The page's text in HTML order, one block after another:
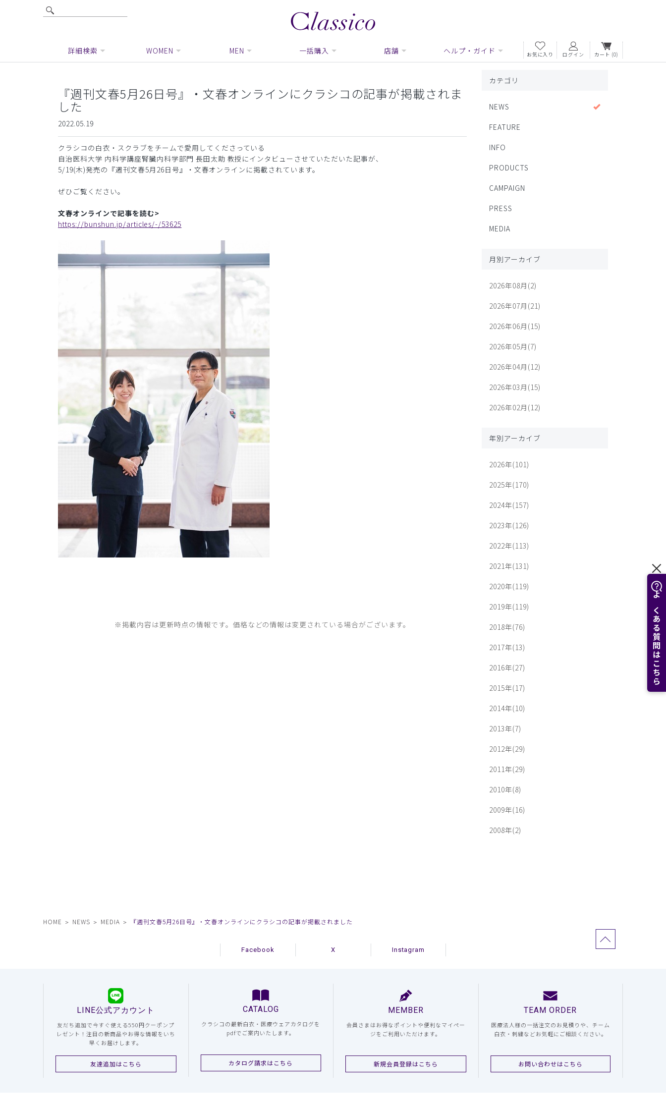
よくある質問はこちら
詳細検索 WOMEN MEN 一括購入 店舗 ヘルプ・ガイド お気に入り ログイン カート (0)
『週刊文春5月26日号』・文春オンラインにクラシコの記事が掲載されま
した
2022.05.19
クラシコの白衣・スクラブをチームで愛用してくださっている
自治医科大学 内科学講座腎臓内科学部門 長田太助 教授にインタビューさせていただいた記事が、
5/19(木)発売の『週刊文春5月26日号』・文春オンラインに掲載されています。
ぜひご覧ください。
文春オンラインで記事を読む>
https://bunshun.jp/articles/-/53625
※掲載内容は更新時点の情報です。価格などの情報は変更されている場合がございます。
カテゴリ
NEWS
FEATURE
INFO
PRODUCTS
CAMPAIGN
PRESS
MEDIA
月別アーカイブ
2026年08月(2)
2026年07月(21)
2026年06月(15)
2026年05月(7)
2026年04月(12)
2026年03月(15)
2026年02月(12)
年別アーカイブ
2026年(101)
2025年(170)
2024年(157)
2023年(126)
2022年(113)
2021年(131)
2020年(119)
2019年(119)
2018年(76)
2017年(13)
2016年(27)
2015年(17)
2014年(10)
2013年(7)
2012年(29)
2011年(29)
2010年(8)
2009年(16)
2008年(2)
HOME NEWS MEDIA 『週刊文春5月26日号』・文春オンラインにクラシコの記事が掲載されました
Facebook X Instagram
LINE公式アカウント
友だち追加で今すぐ使える550円クーポンプ
レゼント！注目の新商品やお得な情報をいち
早くお届けします。
友達追加はこちら
CATALOG
クラシコの最新白衣・医療ウェアカタログを
pdfでご案内いたします。
カタログ請求はこちら
MEMBER
会員さまはお得なポイントや便利なマイペー
ジをご利用いただけます。
新規会員登録はこちら
TEAM ORDER
医療法人様の一括注文のお見積りや、チーム
白衣・刺繍などお気軽にご相談ください。
お問い合わせはこちら